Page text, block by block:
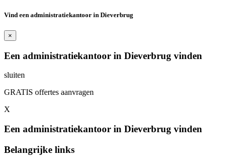
Vind een administratiekantoor in Dieverbrug
×
Een administratiekantoor in Dieverbrug vinden
sluiten
GRATIS offertes aanvragen
X
Een administratiekantoor in Dieverbrug vinden
Belangrijke links